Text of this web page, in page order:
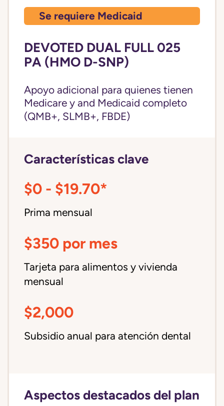
Se requiere Medicaid
DEVOTED DUAL FULL 025
PA (HMO D-SNP)
Apoyo adicional para quienes tienen
Medicare y and Medicaid completo
(QMB+, SLMB+, FBDE)
Características clave
$0 - $19.70*
Prima mensual
$350 por mes
Tarjeta para alimentos y vivienda
mensual
$2,000
Subsidio anual para atención dental
Aspectos destacados del plan